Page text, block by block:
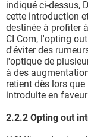
indiqué ci-dessus,
cette introduction
destinée à profiter
CI Com, l'opting
d'éviter des
l'optique de
à des
retient dès lors
introduite en
2.2.2 Opting out